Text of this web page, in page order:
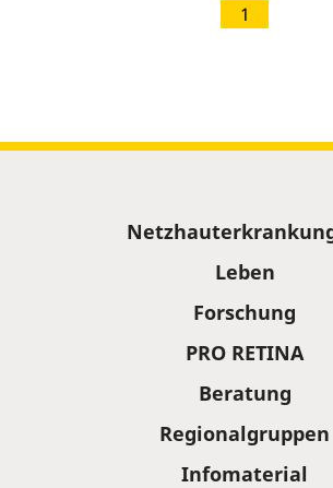
1
Leben
Forschung
PRO RETINA
Beratung
Regionalgruppen
Infomaterial